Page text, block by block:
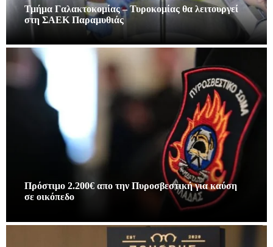
Τμήμα Γαλακτοκομίας – Τυροκομίας θα λειτουργεί
στη ΣΑΕΚ Παραμυθιάς
Πρόστιμο 2.200€ απο την Πυροσβεστική για καύση
σε οικόπεδο